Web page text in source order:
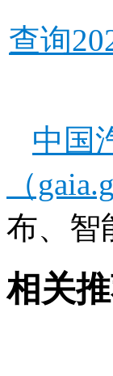
查询
中国
（
布、智
相关